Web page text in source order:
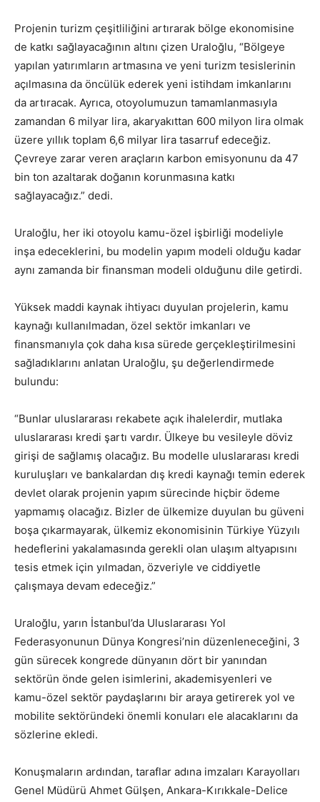
Projenin turizm çeşitliliğini artırarak bölge ekonomisine
de katkı sağlayacağının altını çizen Uraloğlu, “Bölgeye
yapılan yatırımların artmasına ve yeni turizm tesislerinin
açılmasına da öncülük ederek yeni istihdam imkanlarını
da artıracak. Ayrıca, otoyolumuzun tamamlanmasıyla
zamandan 6 milyar lira, akaryakıttan 600 milyon lira olmak
üzere yıllık toplam 6,6 milyar lira tasarruf edeceğiz.
Çevreye zarar veren araçların karbon emisyonunu da 47
bin ton azaltarak doğanın korunmasına katkı
sağlayacağız.” dedi.
Uraloğlu, her iki otoyolu kamu-özel işbirliği modeliyle
inşa edeceklerini, bu modelin yapım modeli olduğu kadar
aynı zamanda bir finansman modeli olduğunu dile getirdi.
Yüksek maddi kaynak ihtiyacı duyulan projelerin, kamu
kaynağı kullanılmadan, özel sektör imkanları ve
finansmanıyla çok daha kısa sürede gerçekleştirilmesini
sağladıklarını anlatan Uraloğlu, şu değerlendirmede
bulundu:
“Bunlar uluslararası rekabete açık ihalelerdir, mutlaka
uluslararası kredi şartı vardır. Ülkeye bu vesileyle döviz
girişi de sağlamış olacağız. Bu modelle uluslararası kredi
kuruluşları ve bankalardan dış kredi kaynağı temin ederek
devlet olarak projenin yapım sürecinde hiçbir ödeme
yapmamış olacağız. Bizler de ülkemize duyulan bu güveni
boşa çıkarmayarak, ülkemiz ekonomisinin Türkiye Yüzyılı
hedeflerini yakalamasında gerekli olan ulaşım altyapısını
tesis etmek için yılmadan, özveriyle ve ciddiyetle
çalışmaya devam edeceğiz.”
Uraloğlu, yarın İstanbul’da Uluslararası Yol
Federasyonunun Dünya Kongresi’nin düzenleneceğini, 3
gün sürecek kongrede dünyanın dört bir yanından
sektörün önde gelen isimlerini, akademisyenleri ve
kamu-özel sektör paydaşlarını bir araya getirerek yol ve
mobilite sektöründeki önemli konuları ele alacaklarını da
sözlerine ekledi.
Konuşmaların ardından, taraflar adına imzaları Karayolları
Genel Müdürü Ahmet Gülşen, Ankara-Kırıkkale-Delice